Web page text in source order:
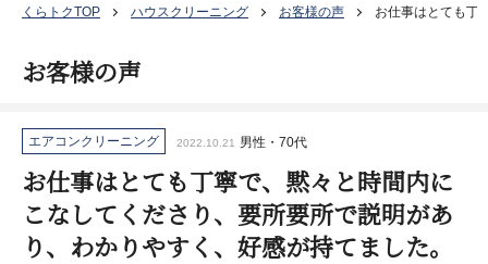
くらトクTOP ハウスクリーニング お客様の声 お仕事はとても丁
お客様の声
エアコンクリーニング 2022.10.21 男性・70代
お仕事はとても丁寧で、黙々と時間内に
こなしてくださり、要所要所で説明があ
り、わかりやすく、好感が持てました。